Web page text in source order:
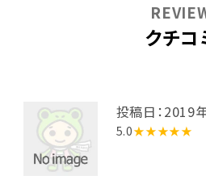
クチコ
投稿日：2019
5.0★★★★★